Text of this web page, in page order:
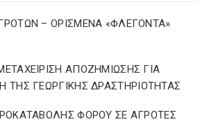
– ΟΡΙΣΜΕΝΑ «ΦΛΕΓΟΝΤΑ»
ΑΠΟΖΗΜΙΩΣΗΣ ΓΙΑ
ΤΗΣ ΓΕΩΡΓΙΚΗΣ ΔΡΑΣΤΗΡΙΟΤΗΤΑΣ
ΦΟΡΟΥ ΣΕ ΑΓΡΟΤΕΣ